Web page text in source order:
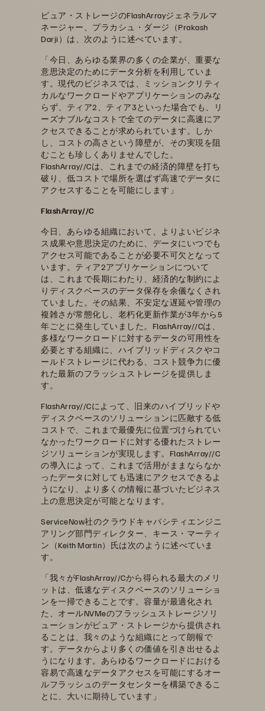
ピュア・ストレージのFlashArrayジェネラルマ
ネージャー、プラカシュ・ダージ（Prakash
Darji）は、次のように述べています。
「今日、あらゆる業界の多くの企業が、重要な
意思決定のためにデータ分析を利用していま
す。現代のビジネスでは、ミッションクリティ
カルなワークロードやアプリケーションのみな
らず、ティア2、ティア3といった場合でも、リ
ーズナブルなコストで全てのデータに高速にア
クセスできることが求められています。しか
し、コストの高さという障壁が、その実現を阻
むことも珍しくありませんでした。
FlashArray//Cは、これまでの経済的障壁を打ち
破り、低コストで場所を選ばず高速でデータに
アクセスすることを可能にします」
FlashArray//C
今日、あらゆる組織において、よりよいビジネ
ス成果や意思決定のために、データにいつでも
アクセス可能であることが必要不可欠となって
います。ティア2アプリケーションについて
は、これまで長期にわたり、経済的な制約によ
りディスクベースのデータ保存を余儀なくされ
ていました。その結果、不安定な遅延や管理の
複雑さが常態化し、老朽化更新作業が3年から5
年ごとに発生していました。FlashArray//Cは、
多様なワークロードに対するデータの可用性を
必要とする組織に、ハイブリッドディスクやコ
ールドストレージに代わる、コスト競争力に優
れた最新のフラッシュストレージを提供しま
す。
FlashArray//Cによって、旧来のハイブリッドや
ディスクベースのソリューションに匹敵する低
コストで、これまで最優先に位置づけられてい
なかったワークロードに対する優れたストレー
ジソリューションが実現します。FlashArray//C
の導入によって、これまで活用がままならなか
ったデータに対しても迅速にアクセスできるよ
うになり、より多くの情報に基づいたビジネス
上の意思決定が可能となります。
ServiceNow社のクラウドキャパシティエンジニ
アリング部門ディレクター、キース・マーティ
ン（Keith Martin）氏は次のように述べていま
す。
「我々がFlashArray//Cから得られる最大のメリ
ットは、低速なディスクベースのソリューショ
ンを一掃できることです。容量が最適化され
た、オールNVMeのフラッシュストレージソリ
ューションがピュア・ストレージから提供され
ることは、我々のような組織にとって朗報で
す。データからより多くの価値を引き出せるよ
うになります。あらゆるワークロードにおける
容易で高速なデータアクセスを可能にするオー
ルフラッシュのデータセンターを構築できるこ
とに、大いに期待しています」